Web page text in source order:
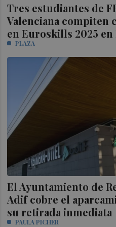
Tres estudiantes de
Valenciana compiten
en Euroskills 2025 en
PLAZA
El Ayuntamiento de
Adif cobre el
su retirada inmediata
PAULA PICHER